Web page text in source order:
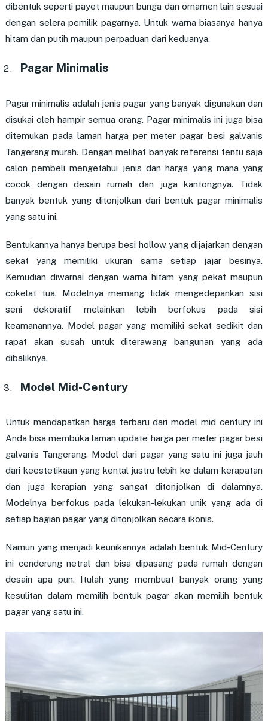
dibentuk seperti payet maupun bunga dan ornamen lain sesuai
dengan selera pemilik pagarnya. Untuk warna biasanya hanya
hitam dan putih maupun perpaduan dari keduanya.
Pagar Minimalis
Pagar minimalis adalah jenis pagar yang banyak digunakan dan
disukai oleh hampir semua orang. Pagar minimalis ini juga bisa
ditemukan pada laman harga per meter pagar besi galvanis
Tangerang murah. Dengan melihat banyak referensi tentu saja
calon pembeli mengetahui jenis dan harga yang mana yang
cocok dengan desain rumah dan juga kantongnya. Tidak
banyak bentuk yang ditonjolkan dari bentuk pagar minimalis
yang satu ini.
Bentukannya hanya berupa besi hollow yang dijajarkan dengan
sekat yang memiliki ukuran sama setiap jajar besinya.
Kemudian diwarnai dengan warna hitam yang pekat maupun
cokelat tua. Modelnya memang tidak mengedepankan sisi
seni dekoratif melainkan lebih berfokus pada sisi
keamanannya. Model pagar yang memiliki sekat sedikit dan
rapat akan susah untuk diterawang bangunan yang ada
dibaliknya.
Model Mid-Century
Untuk mendapatkan harga terbaru dari model mid century ini
Anda bisa membuka laman update harga per meter pagar besi
galvanis Tangerang. Model dari pagar yang satu ini juga jauh
dari keestetikaan yang kental justru lebih ke dalam kerapatan
dan juga kerapian yang sangat ditonjolkan di dalamnya.
Modelnya berfokus pada lekukan-lekukan unik yang ada di
setiap bagian pagar yang ditonjolkan secara ikonis.
Namun yang menjadi keunikannya adalah bentuk Mid-Century
ini cenderung netral dan bisa dipasang pada rumah dengan
desain apa pun. Itulah yang membuat banyak orang yang
kesulitan dalam memilih bentuk pagar akan memilih bentuk
pagar yang satu ini.